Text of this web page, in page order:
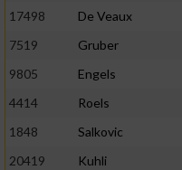
17498
De Veaux
7519
Gruber
9805
Engels
4414
Roels
1848
Salkovic
20419
Kuhli